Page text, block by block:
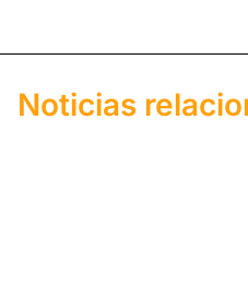
Noticias